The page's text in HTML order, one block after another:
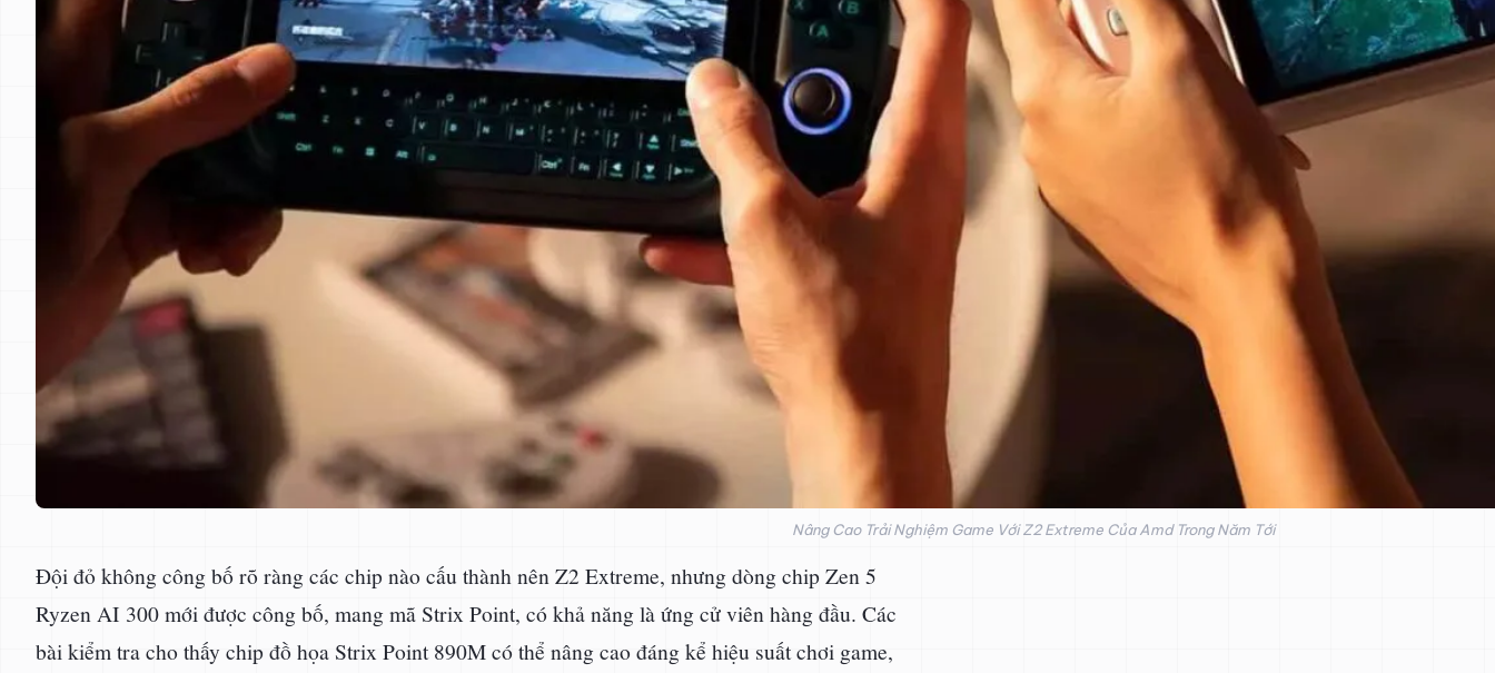
Nâng Cao Trải Nghiệm Game Với Z2 Extreme Của Amd Trong Năm Tới
Đội đỏ không công bố rõ ràng các chip nào cấu thành nên Z2 Extreme, nhưng dòng chip Zen 5
Ryzen AI 300 mới được công bố, mang mã Strix Point, có khả năng là ứng cử viên hàng đầu. Các
bài kiểm tra cho thấy chip đồ họa Strix Point 890M có thể nâng cao đáng kể hiệu suất chơi game,